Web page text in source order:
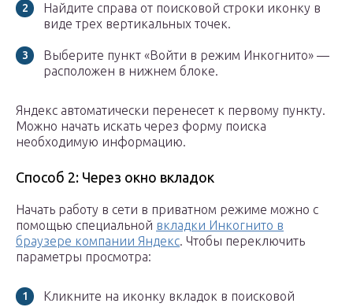
Найдите справа от поисковой строки иконку в
виде трех вертикальных точек.
Выберите пункт «Войти в режим Инкогнито» —
расположен в нижнем блоке.
Яндекс автоматически перенесет к первому пункту.
Можно начать искать через форму поиска
необходимую информацию.
Способ 2: Через окно вкладок
Начать работу в сети в приватном режиме можно с
помощью специальной вкладки Инкогнито в
браузере компании Яндекс. Чтобы переключить
параметры просмотра:
Кликните на иконку вкладок в поисковой